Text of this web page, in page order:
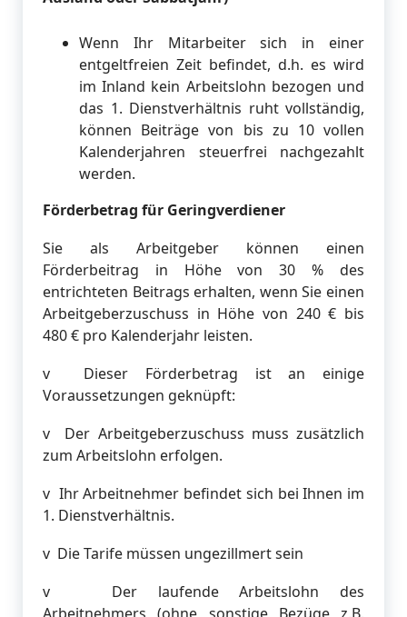
Wenn Ihr Mitarbeiter sich in einer
entgeltfreien Zeit befindet, d.h. es wird
im Inland kein Arbeitslohn bezogen und
das 1. Dienstverhältnis ruht vollständig,
können Beiträge von bis zu 10 vollen
Kalenderjahren steuerfrei nachgezahlt
werden.
Förderbetrag für Geringverdiener
Sie als Arbeitgeber können einen
Förderbeitrag in Höhe von 30 % des
entrichteten Beitrags erhalten, wenn Sie einen
Arbeitgeberzuschuss in Höhe von 240 € bis
480 € pro Kalenderjahr leisten.
v Dieser Förderbetrag ist an einige
Voraussetzungen geknüpft:
v Der Arbeitgeberzuschuss muss zusätzlich
zum Arbeitslohn erfolgen.
v Ihr Arbeitnehmer befindet sich bei Ihnen im
1. Dienstverhältnis.
v Die Tarife müssen ungezillmert sein
v Der laufende Arbeitslohn des